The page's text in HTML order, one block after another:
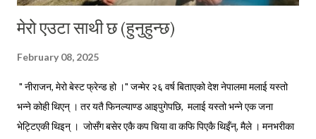
मेरो एउटा साथी छ (हुनुहुन्छ)
February 08, 2025
" नीराजन, मेरो बेस्ट फ्रेन्ड हो ।" जन्मेर २६ वर्ष बिताएको देश नेपालमा मलाई यस्तो
भन्ने कोही थिएन् । तर यतै फिनल्याण्ड आइपुगेपछि, मलाई यस्तो भन्ने एक जना
भेट्टिएकी थिइन् । जोसँग बसेर एकै कप चिया वा कफि पिएकै थिइँन्, मैले । मनभरीका